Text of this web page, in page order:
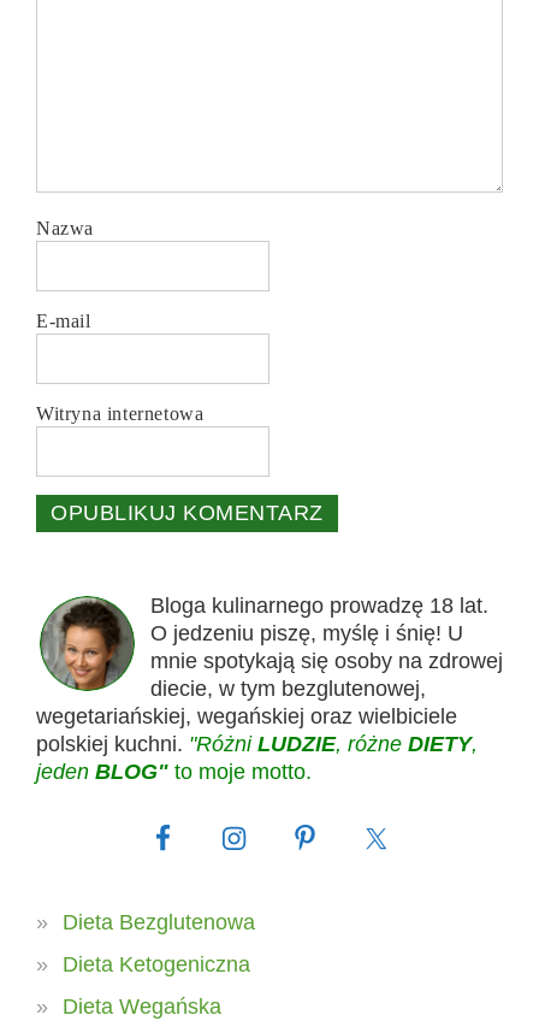
Nazwa
E-mail
Witryna internetowa
Bloga kulinarnego prowadzę 18 lat.
O jedzeniu piszę, myślę i śnię! U
mnie spotykają się osoby na zdrowej
diecie, w tym bezglutenowej,
wegetariańskiej, wegańskiej oraz wielbiciele
polskiej kuchni. "Różni LUDZIE, różne DIETY,
jeden BLOG" to moje motto.
Dieta Bezglutenowa
Dieta Ketogeniczna
Dieta Wegańska